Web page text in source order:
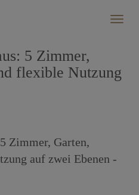
5 Zimmer,
flexible Nutzung